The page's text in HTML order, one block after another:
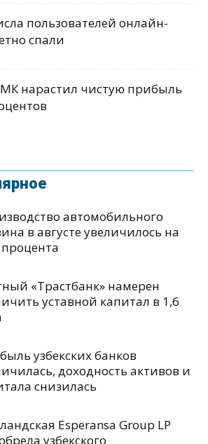
пользователей онлайн-
спали
нарастил чистую прибыль
автомобильного
в августе увеличилось на
«Трастбанк» намерен
уставной капитал в 1,6
узбекских банков
доходность активов и
снизилась
Esperansa Group LP
узбекского